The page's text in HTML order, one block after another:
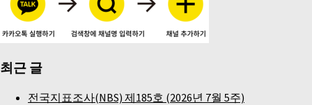
최근 글
전국지표조사(NBS) 제185호 (2026년 7월 5주)